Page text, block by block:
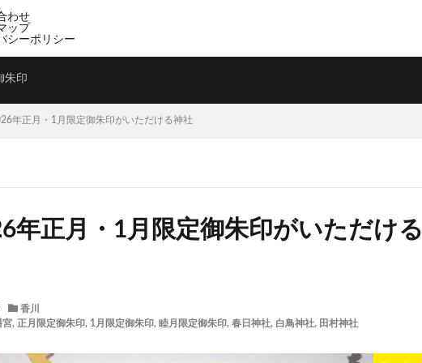
わせ
ップ
シーポリシー
朱印
正月・1月限定御朱印がいただける神社
正月・1月限定御朱印がいただける
香川
宮, 正月限定御朱印, 1月限定御朱印, 睦月限定御朱印, 春日神社, 白鳥神社, 田村神社